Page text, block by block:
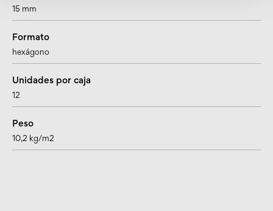
15 mm
Formato
hexágono
Unidades por caja
12
Peso
10,2 kg/m2